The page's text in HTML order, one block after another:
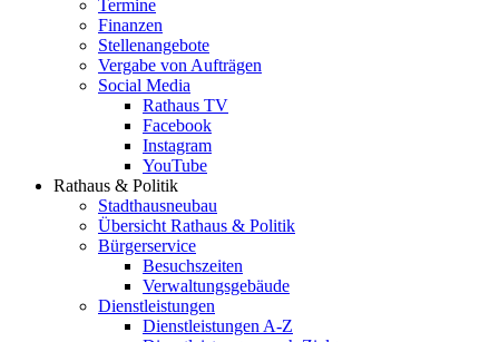
Termine
Finanzen
Stellenangebote
Vergabe von Aufträgen
Social Media
Rathaus TV
Facebook
Instagram
YouTube
Rathaus & Politik
Stadthausneubau
Übersicht Rathaus & Politik
Bürgerservice
Besuchszeiten
Verwaltungsgebäude
Dienstleistungen
Dienstleistungen A-Z